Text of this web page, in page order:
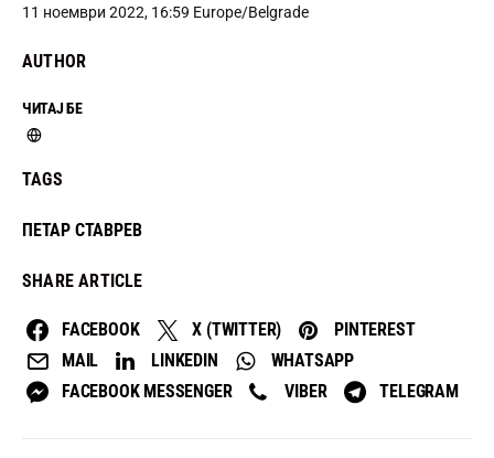
11 ноември 2022, 16:59 Europe/Belgrade
AUTHOR
ЧИТАЈ БЕ
TAGS
ПЕТАР СТАВРЕВ
SHARE ARTICLE
FACEBOOK X (TWITTER)
PINTEREST
MAIL
LINKEDIN
WHATSAPP
FACEBOOK MESSENGER
VIBER TELEGRAM